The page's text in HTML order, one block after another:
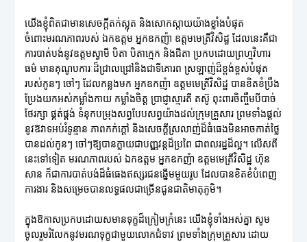
យើងខ្ញុំពិតជាមានសេចក្តីតក់ស្លុត និងសោកស្តាយយ៉ាងខ្លាំងបំផុត
ចំពោះមរណភាពរបស់ ឯកឧត្តម អ្នកឧកញ៉ា ឧត្តមមេត្រីវិសិដ្ឋ ដែលនេះគឺជា
ការបាត់បង់នូវឧត្ដមស្វាមី បិតា បិតាក្មេក និងជីតា ប្រកបដោយព្រហ្មវិហារ
ធម៌ មានគុណូបការៈដ៏ជ្រាលជ្រៅនិងជាទីគោរព ស្រឡាញ់ដ៏ខ្ពង់ខ្ពស់បំផុត
របស់កូនៗ ចៅៗ ដែលកន្លងមក អ្នកឧកញ៉ា ឧត្តមមេត្រីវិសិដ្ឋ បានខិតខំប្រឹង
ប្រែងយកអស់កម្លាំងកាយ កម្លាំងចិត្ត ប្រាជ្ញាស្មារតី តស៊ូ ពុះពារចិញ្ចឹមបីបាច់
ថែរក្សា ផ្គត់ផ្គង់ ទំនុកបម្រុងសព្វបែបសព្វយ៉ាងដល់ក្រុមគ្រួសារ ព្រមទាំងផ្ដល់
នូវឱវាទអប់រំទូន្មាន ភាពកក់ក្ដៅ និងសេចក្ដីស្រលាញ់ដ៏ធំធេងមិនអាចកាត់ថ្លៃ
បានដល់កូនៗ ចៅៗឱ្យបានក្លាយជាបញ្ញវន្តដ៏ប្រពៃ ជាពលរដ្ឋដ៏ល្អ។ លើសពី
នេះទៅទៀត មរណភាពរបស់ ឯកឧត្តម អ្នកឧកញ៉ា ឧត្តមមេត្រីវិសិដ្ឋ ហ៊ុន
សាន ក៏ជាការបាត់បង់ដ៏ធំធេងឥស្សរជនឆ្នើមមួយរូប ដែលបានខិតខំបំពេញ
ការងារ និងសម្រេចបានលទ្ធផលជាច្រើនជូនជាតិមាតុភូមិ។
ក្នុងឱកាសប្រកបដោយសមានទុក្ខដ៏ក្រៀមក្រំនេះ យើងខ្ញុំទាំងអស់គ្នា សូម
ចូលរួមរំលែកនូវមរណទុក្ខជាមួយលោកជំទាវ ព្រមទាំងក្រុមគ្រួសារ ដោយ